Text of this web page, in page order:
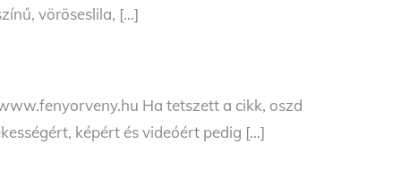
vöröseslila, […]
Ha tetszett a cikk, oszd
képért és videóért pedig […]